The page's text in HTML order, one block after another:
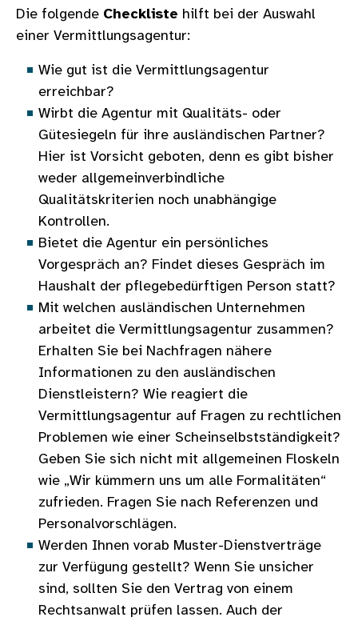
Die folgende Checkliste hilft bei der Auswahl
einer Vermittlungsagentur:
Wie gut ist die Vermittlungsagentur
erreichbar?
Wirbt die Agentur mit Qualitäts- oder
Gütesiegeln für ihre ausländischen Partner?
Hier ist Vorsicht geboten, denn es gibt bisher
weder allgemeinverbindliche
Qualitätskriterien noch unabhängige
Kontrollen.
Bietet die Agentur ein persönliches
Vorgespräch an? Findet dieses Gespräch im
Haushalt der pflegebedürftigen Person statt?
Mit welchen ausländischen Unternehmen
arbeitet die Vermittlungsagentur zusammen?
Erhalten Sie bei Nachfragen nähere
Informationen zu den ausländischen
Dienstleistern? Wie reagiert die
Vermittlungsagentur auf Fragen zu rechtlichen
Problemen wie einer Scheinselbstständigkeit?
Geben Sie sich nicht mit allgemeinen Floskeln
wie „Wir kümmern uns um alle Formalitäten“
zufrieden. Fragen Sie nach Referenzen und
Personalvorschlägen.
Werden Ihnen vorab Muster-Dienstverträge
zur Verfügung gestellt? Wenn Sie unsicher
sind, sollten Sie den Vertrag von einem
Rechtsanwalt prüfen lassen. Auch der